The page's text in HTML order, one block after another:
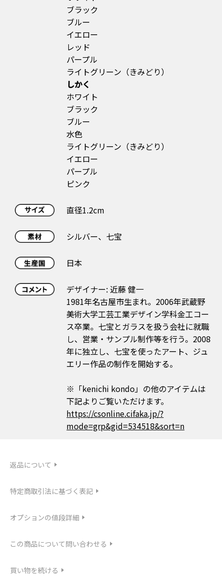
ブラック
ブルー
イエロー
レッド
パープル
ライトグリーン（きみどり）
しかく
ホワイト
ブラック
ブルー
水色
ライトグリーン（きみどり）
イエロー
パープル
ピンク
直径1.2cm
シルバー、七宝
日本
デザイナー: 近藤 健一
1981年名古屋市生まれ。2006年武蔵野
美術大学工芸工業デザイン学科金工コー
ス卒業。七宝とガラスを扱う会社に就職
し、営業・サンプル制作等を行う。2008
年に独立し、七宝を使ったアート、ジュ
エリー作品の制作を開始する。
※「kenichi kondo」の他のアイテムは
下記よりご覧いただけます。
https://csonline.cifaka.jp/?
mode=grp&gid=534518&sort=n
返品について
特定商取引法に基づく表記
オプションの値段詳細
この商品について問い合わせる
買い物を続ける